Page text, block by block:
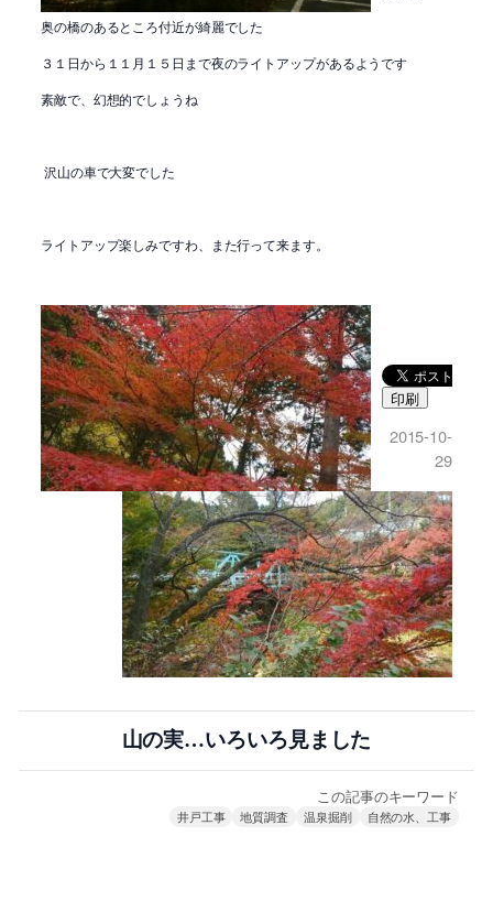
奥の橋のあるところ付近が綺麗でした
３１日から１１月１５日まで夜のライトアップがあるようです
素敵で、幻想的でしょうね
沢山の車で大変でした
ライトアップ楽しみですわ、また行って来ます。
印刷
2015-10-
29
山の実…いろいろ見ました
この記事のキーワード
井戸工事 地質調査 温泉掘削 自然の水、工事